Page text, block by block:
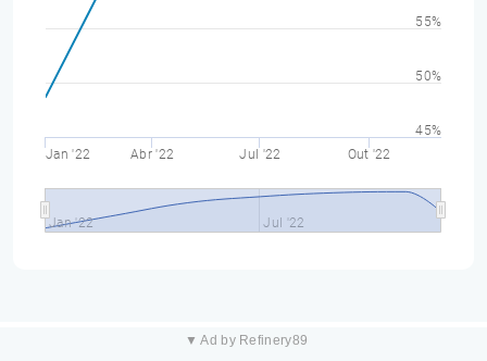
Jan '22 Abr '22 Jul '22 Out '22
Jan '22 Jul '22
45%
50%
55%
▼ Ad by Refinery89